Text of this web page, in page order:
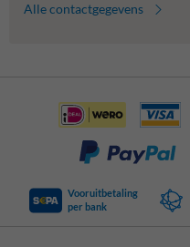
Alle contactgegevens
Vooruitbetaling
per bank